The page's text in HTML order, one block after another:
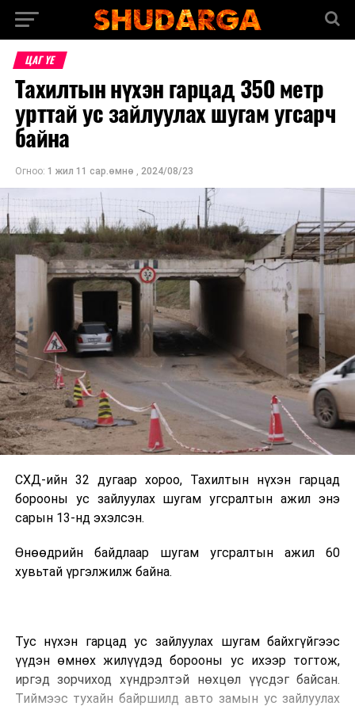
ЦАГ ҮЕ
Тахилтын нүхэн гарцад 350 метр
урттай ус зайлуулах шугам угсарч
байна
Огноо: 1 жил 11 сар.өмнө , 2024/08/23
СХД-ийн 32 дугаар хороо, Тахилтын нүхэн гарцад
борооны ус зайлуулах шугам угсралтын ажил энэ
сарын 13-нд эхэлсэн.
Өнөөдрийн байдлаар шугам угсралтын ажил 60
хувьтай үргэлжилж байна.
Тус нүхэн гарцад ус зайлуулах шугам байхгүйгээс
үүдэн өмнөх жилүүдэд борооны ус ихээр тогтож,
иргэд зорчиход хүндрэлтэй нөхцөл үүсдэг байсан.
Тиймээс тухайн байршилд авто замын ус зайлуулах